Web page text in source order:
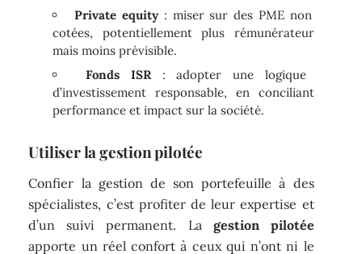
Private equity: miser sur des PME non
cotées, potentiellement plus rémunérateur
mais moins prévisible.
Fonds ISR: adopter une logique
d’investissement responsable, en conciliant
performance et impact sur la société.
Utiliser la gestion pilotée
Confier la gestion de son portefeuille à des
spécialistes, c’est profiter de leur expertise et
d’un suivi permanent. La gestion pilotée
apporte un réel confort à ceux qui n’ont ni le